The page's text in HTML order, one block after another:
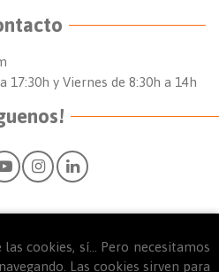
17:30h y Viernes de 8:30h a 14h
cookies, sí... Pero necesitamos
Las cookies sirven para
los derechos reservados.